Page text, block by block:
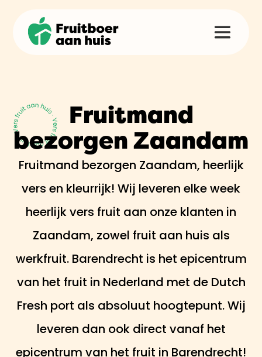
Fruitmand
bezorgen Zaandam
Fruitmand bezorgen Zaandam, heerlijk
vers en kleurrijk! Wij leveren elke week
heerlijk vers fruit aan onze klanten in
Zaandam, zowel fruit aan huis als
werkfruit. Barendrecht is het epicentrum
van het fruit in Nederland met de Dutch
Fresh port als absoluut hoogtepunt. Wij
leveren dan ook direct vanaf het
epicentrum van het fruit in Barendrecht!